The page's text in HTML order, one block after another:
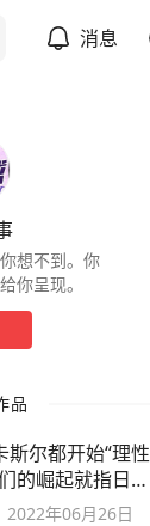
消息
想不到。你
你呈现。
品
斯尔都开始“理性
的崛起就指日可
2022年06月26日